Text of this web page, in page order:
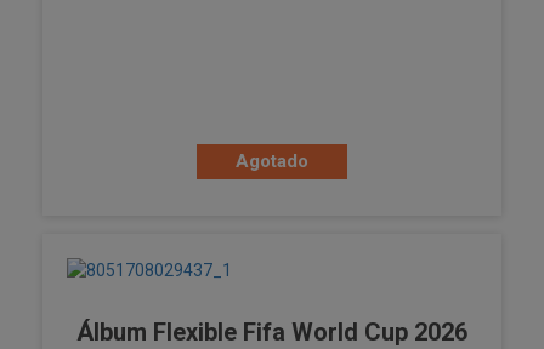
Agotado
Álbum Flexible Fifa World Cup 2026